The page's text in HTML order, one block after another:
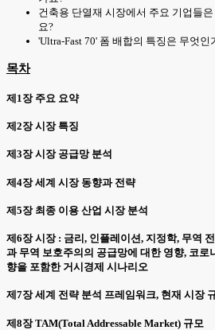
건축용 단열재 시장에서 주요 기업들
요?
'Ultra-Fast 70' 폼 배합의 특징은 무엇인
목차
제1장 주요 요약
제2장 시장 특징
제3장 시장 공급망 분석
제4장 세계 시장 동향과 전략
제5장 최종 이용 산업 시장 분석
제6장 시장 : 금리, 인플레이션, 지정학, 무역
과 무역 보호주의의 공급망에 대한 영향, 코로
향을 포함한 거시경제 시나리오
제7장 세계 전략 분석 프레임워크, 현재 시장
제8장 TAM(Total Addressable Market) 규모